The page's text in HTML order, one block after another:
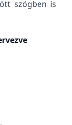
szögben is